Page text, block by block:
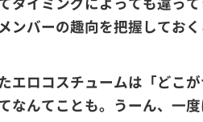
ンバーの趣向を把握しておく
エロコスチュームは「どこ
なんてことも。うーん、一